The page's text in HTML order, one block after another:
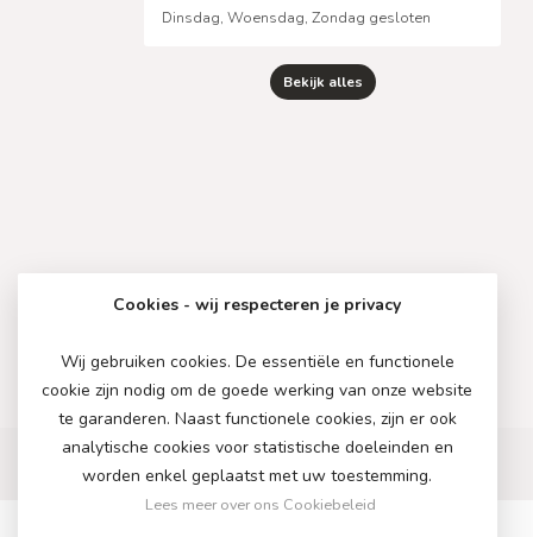
Dinsdag, Woensdag, Zondag gesloten
Bekijk alles
Cookies - wij respecteren je privacy
Wij gebruiken cookies. De essentiële en functionele
cookie zijn nodig om de goede werking van onze website
te garanderen. Naast functionele cookies, zijn er ook
analytische cookies voor statistische doeleinden en
worden enkel geplaatst met uw toestemming.
Lees meer over ons Cookiebeleid